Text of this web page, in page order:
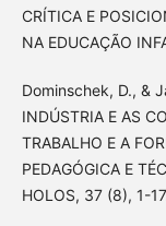
CRÍTICA E
NA EDUCAÇÃO
Dominschek, D., &
INDÚSTRIA E AS
TRABALHO E A
PEDAGÓGICA E
HOLOS, 37 (8), 1-